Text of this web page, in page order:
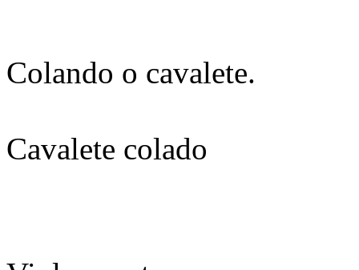
Colando o cavalete.
Cavalete colado